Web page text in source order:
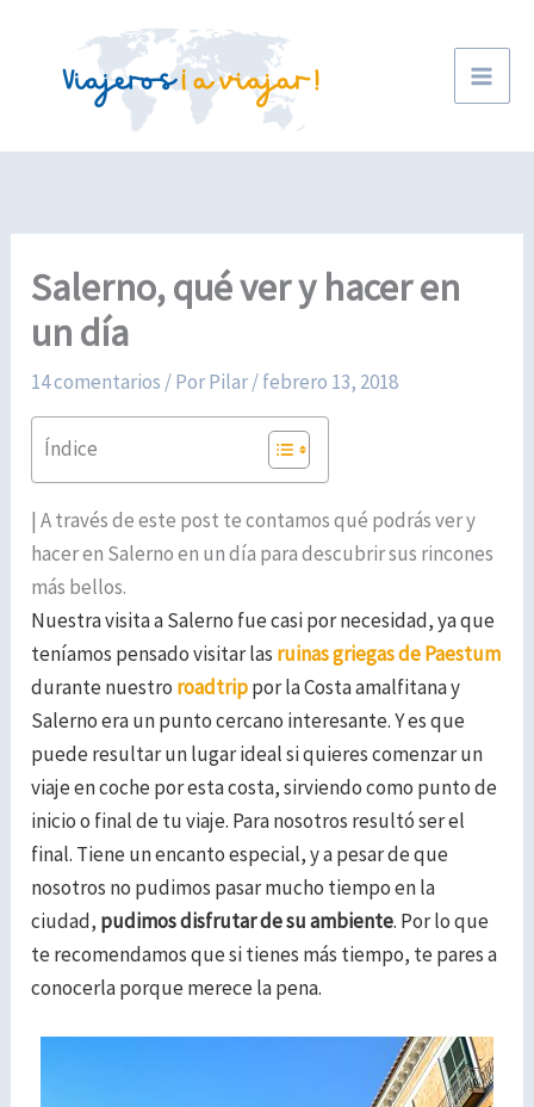
contenido
Salerno, qué ver y hacer en
un día
14 comentarios / PorPilar/febrero 13, 2018
Índice
| A través de este post te contamos qué podrás ver y
hacer en Salerno en un día para descubrir sus rincones
más bellos.
Nuestra visita a Salerno fue casi por necesidad, ya que
teníamos pensado visitar las ruinas griegas de Paestum
durante nuestro roadtrippor la Costa amalfitana y
Salerno era un punto cercano interesante.Y es que
puede resultar un lugar ideal si quieres comenzar un
viaje en coche por esta costa, sirviendo como punto de
inicio o final de tu viaje. Para nosotros resultó ser el
final. Tiene un encanto especial, y a pesar de que
nosotros no pudimos pasar mucho tiempo en la
ciudad, pudimos disfrutar de su ambiente. Por lo que
te recomendamos que si tienes más tiempo, te pares a
conocerla porque merece la pena.